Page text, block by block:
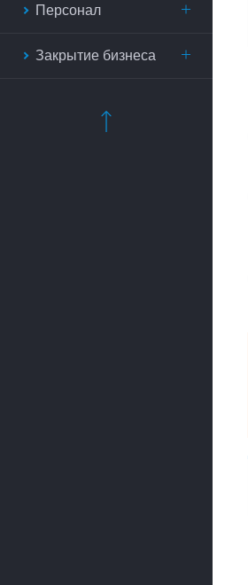
Персонал
Закрытие бизнеса